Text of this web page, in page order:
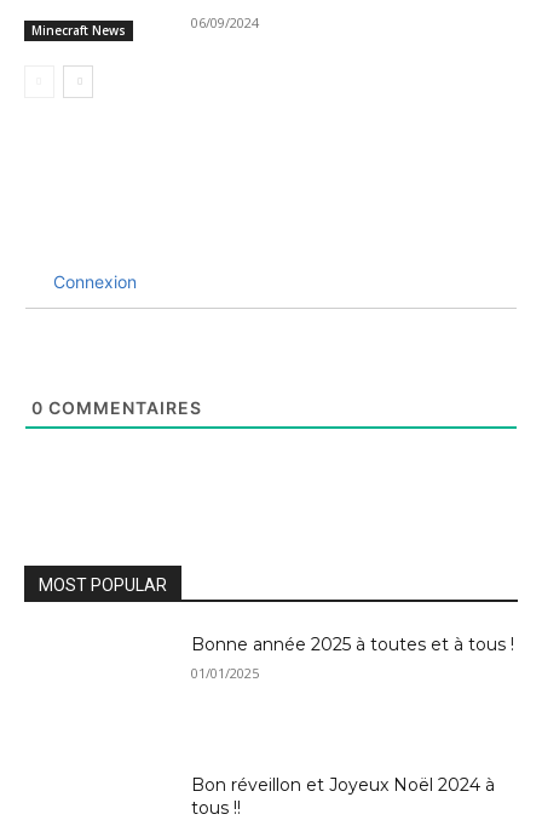
Minecraft News 06/09/2024
Connexion
0 COMMENTAIRES
MOST POPULAR
Bonne année 2025 à toutes et à tous !
01/01/2025
Bon réveillon et Joyeux Noël 2024 à
tous !!